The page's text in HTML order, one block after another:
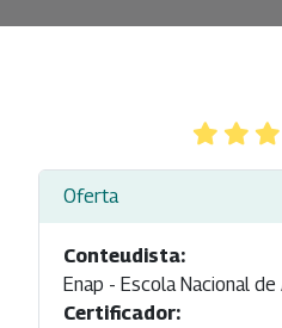
Oferta
Conteudista:
Enap - Escola Nacional
Certificador: